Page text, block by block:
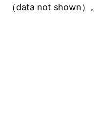
（data not shown）。